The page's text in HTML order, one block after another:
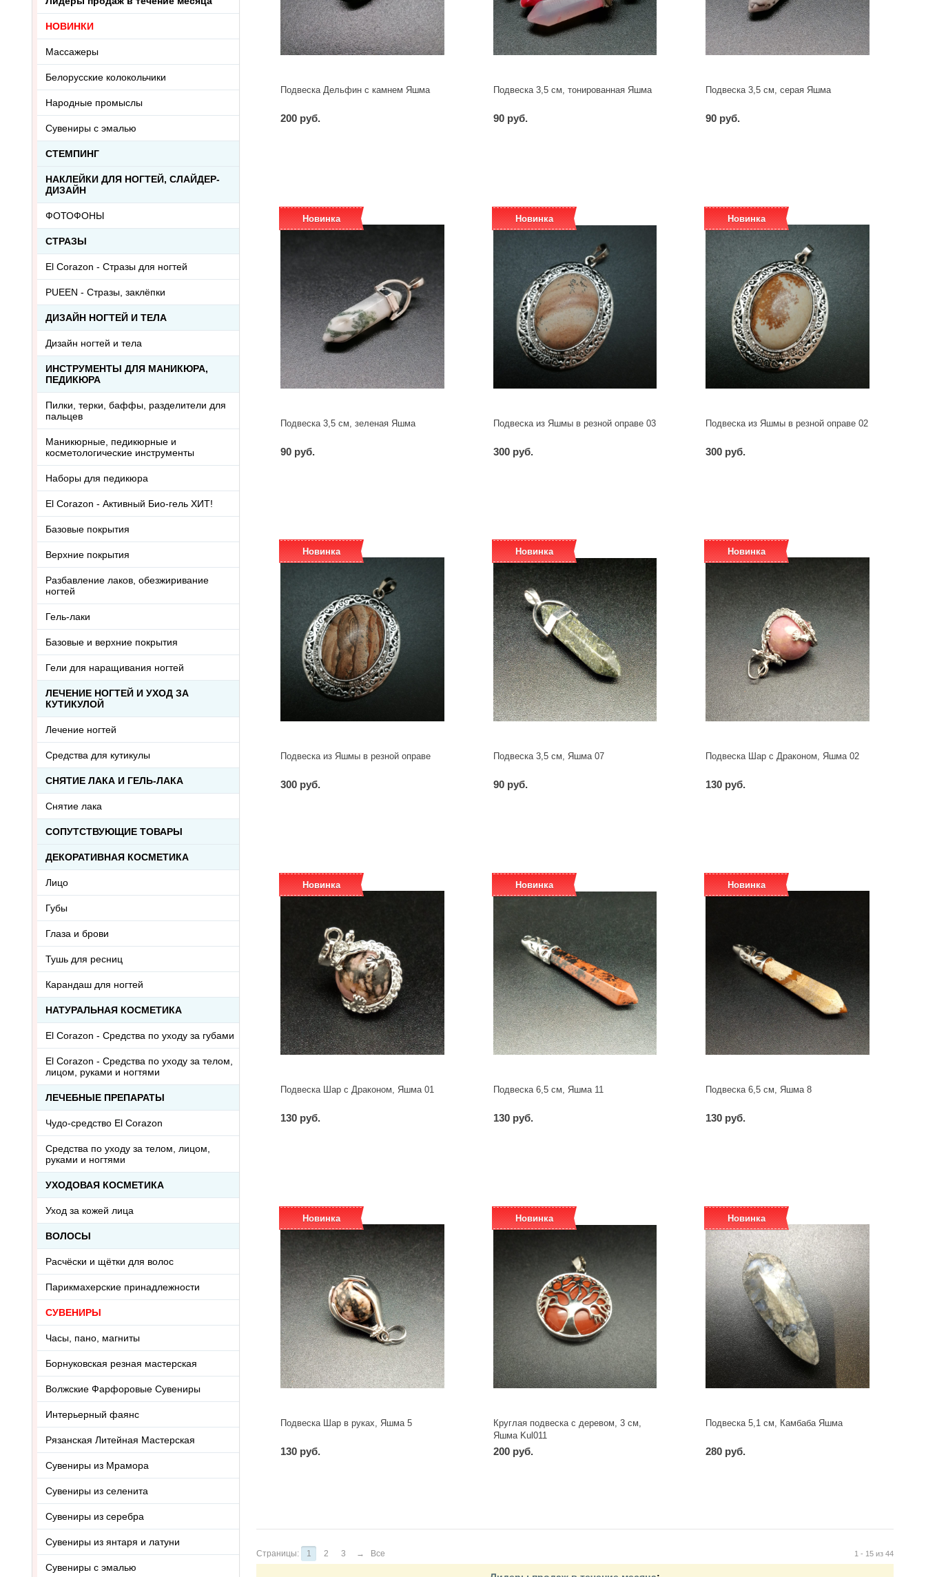
Подвеска Дельфин с камнем Яшма
200 руб.
Подвеска 3,5 см, тонированная Яшма
90 руб.
Подвеска 3,5 см, серая Яшма
90 руб.
Новинка
Подвеска 3,5 см, зеленая Яшма
90 руб.
Новинка
Подвеска из Яшмы в резной оправе 03
300 руб.
Новинка
Подвеска из Яшмы в резной оправе 02
300 руб.
Новинка
Подвеска из Яшмы в резной оправе
300 руб.
Новинка
Подвеска 3,5 см, Яшма 07
90 руб.
Новинка
Подвеска Шар с Драконом, Яшма 02
130 руб.
Новинка
Подвеска Шар с Драконом, Яшма 01
130 руб.
Новинка
Подвеска 6,5 см, Яшма 11
130 руб.
Новинка
Подвеска 6,5 см, Яшма 8
130 руб.
Новинка
Подвеска Шар в руках, Яшма 5
130 руб.
Новинка
Круглая подвеска с деревом, 3 см,
Яшма Kul011
200 руб.
Новинка
Подвеска 5,1 см, Камбаба Яшма
280 руб.
1 - 15 из 44
Страницы: 1 2 3 → Все
НОВИНКИ
Массажеры
Белорусские колокольчики
Народные промыслы
Сувениры с эмалью
СТЕМПИНГ
НАКЛЕЙКИ ДЛЯ НОГТЕЙ, СЛАЙДЕР-
ДИЗАЙН
ФОТОФОНЫ
СТРАЗЫ
El Corazon - Стразы для ногтей
PUEEN - Cтразы, заклёпки
ДИЗАЙН НОГТЕЙ И ТЕЛА
Дизайн ногтей и тела
ИНСТРУМЕНТЫ ДЛЯ МАНИКЮРА,
ПЕДИКЮРА
Пилки, терки, баффы, разделители для
пальцев
Маникюрные, педикюрные и
косметологические инструменты
Наборы для педикюра
El Corazon - Активный Био-гель ХИТ!
Базовые покрытия
Верхние покрытия
Разбавление лаков, обезжиривание
ногтей
Гель-лаки
Базовые и верхние покрытия
Гели для наращивания ногтей
ЛЕЧЕНИЕ НОГТЕЙ И УХОД ЗА
КУТИКУЛОЙ
Лечение ногтей
Средства для кутикулы
СНЯТИЕ ЛАКА И ГЕЛЬ-ЛАКА
Снятие лака
СОПУТСТВУЮЩИЕ ТОВАРЫ
ДЕКОРАТИВНАЯ КОСМЕТИКА
Лицо
Губы
Глаза и брови
Тушь для ресниц
Карандаш для ногтей
НАТУРАЛЬНАЯ КОСМЕТИКА
El Corazon - Средства по уходу за губами
El Corazon - Средства по уходу за телом,
лицом, руками и ногтями
ЛЕЧЕБНЫЕ ПРЕПАРАТЫ
Чудо-средство El Corazon
Средства по уходу за телом, лицом,
руками и ногтями
УХОДОВАЯ КОСМЕТИКА
Уход за кожей лица
ВОЛОСЫ
Расчёски и щётки для волос
Парикмахерские принадлежности
СУВЕНИРЫ
Часы, пано, магниты
Борнуковская резная мастерская
Волжские Фарфоровые Сувениры
Интерьерный фаянс
Рязанская Литейная Мастерская
Сувениры из Мрамора
Сувениры из селенита
Сувениры из серебра
Сувениры из янтаря и латуни
Сувениры с эмалью